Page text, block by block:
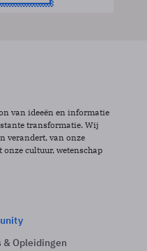
van ideeën en informatie
transformatie. Wij
verandert, van onze
cultuur, wetenschap
& Opleidingen